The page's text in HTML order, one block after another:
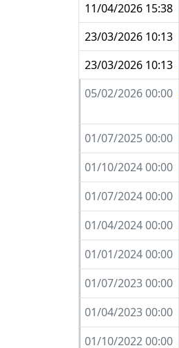
11/04/2026 15:38
23/03/2026 10:13
23/03/2026 10:13
05/02/2026 00:00
01/07/2025 00:00
01/10/2024 00:00
01/07/2024 00:00
01/04/2024 00:00
01/01/2024 00:00
01/07/2023 00:00
01/04/2023 00:00
01/10/2022 00:00